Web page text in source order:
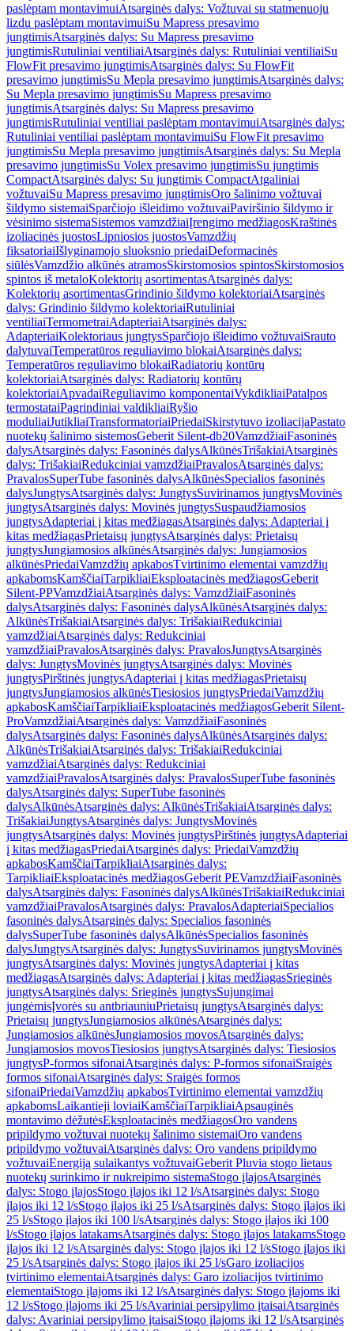
paslėptam montavimuiAtsarginės dalys: Vožtuvai su statmenuoju
lizdu paslėptam montavimuiSu Mapress presavimo
jungtimisAtsarginės dalys: Su Mapress presavimo
jungtimisRutuliniai ventiliaiAtsarginės dalys: Rutuliniai ventiliaiSu
FlowFit presavimo jungtimisAtsarginės dalys: Su FlowFit
presavimo jungtimisSu Mepla presavimo jungtimisAtsarginės dalys:
Su Mepla presavimo jungtimisSu Mapress presavimo
jungtimisAtsarginės dalys: Su Mapress presavimo
jungtimisRutuliniai ventiliai paslėptam montavimuiAtsarginės dalys:
Rutuliniai ventiliai paslėptam montavimuiSu FlowFit presavimo
jungtimisSu Mepla presavimo jungtimisAtsarginės dalys: Su Mepla
presavimo jungtimisSu Volex presavimo jungtimisSu jungtimis
CompactAtsarginės dalys: Su jungtimis CompactAtgaliniai
vožtuvaiSu Mapress presavimo jungtimisOro šalinimo vožtuvai
šildymo sistemaiSparčiojo išleidimo vožtuvaiPaviršinio šildymo ir
vėsinimo sistemaSistemos vamzdžiaiĮrengimo medžiagosKraštinės
izoliacinės juostosLipniosios juostosVamzdžių
fiksatoriaiIšlyginamojo sluoksnio priedaiDeformacinės
siūlėsVamzdžio alkūnės atramosSkirstomosios spintosSkirstomosios
spintos iš metaloKolektorių asortimentasAtsarginės dalys:
Kolektorių asortimentasGrindinio šildymo kolektoriaiAtsarginės
dalys: Grindinio šildymo kolektoriaiRutuliniai
ventiliaiTermometraiAdapteriaiAtsarginės dalys:
AdapteriaiKolektoriaus jungtysSparčiojo išleidimo vožtuvaiSrauto
dalytuvaiTemperatūros reguliavimo blokaiAtsarginės dalys:
Temperatūros reguliavimo blokaiRadiatorių kontūrų
kolektoriaiAtsarginės dalys: Radiatorių kontūrų
kolektoriaiApvadaiReguliavimo komponentaiVykdikliaiPatalpos
termostataiPagrindiniai valdikliaiRyšio
moduliaiJutikliaiTransformatoriaiPriedaiSkirstytuvo izoliacijaPastato
nuotekų šalinimo sistemosGeberit Silent-db20VamzdžiaiFasoninės
dalysAtsarginės dalys: Fasoninės dalysAlkūnėsTrišakiaiAtsarginės
dalys: TrišakiaiRedukciniai vamzdžiaiPravalosAtsarginės dalys:
PravalosSuperTube fasoninės dalysAlkūnėsSpecialios fasoninės
dalysJungtysAtsarginės dalys: JungtysSuvirinamos jungtysMovinės
jungtysAtsarginės dalys: Movinės jungtysSuspaudžiamosios
jungtysAdapteriai į kitas medžiagasAtsarginės dalys: Adapteriai į
kitas medžiagasPrietaisų jungtysAtsarginės dalys: Prietaisų
jungtysJungiamosios alkūnėsAtsarginės dalys: Jungiamosios
alkūnėsPriedaiVamzdžių apkabosTvirtinimo elementai vamzdžių
apkabomsKamščiaiTarpikliaiEksploatacinės medžiagosGeberit
Silent-PPVamzdžiaiAtsarginės dalys: VamzdžiaiFasoninės
dalysAtsarginės dalys: Fasoninės dalysAlkūnėsAtsarginės dalys:
AlkūnėsTrišakiaiAtsarginės dalys: TrišakiaiRedukciniai
vamzdžiaiAtsarginės dalys: Redukciniai
vamzdžiaiPravalosAtsarginės dalys: PravalosJungtysAtsarginės
dalys: JungtysMovinės jungtysAtsarginės dalys: Movinės
jungtysPirštinės jungtysAdapteriai į kitas medžiagasPrietaisų
jungtysJungiamosios alkūnėsTiesiosios jungtysPriedaiVamzdžių
apkabosKamščiaiTarpikliaiEksploatacinės medžiagosGeberit Silent-
ProVamzdžiaiAtsarginės dalys: VamzdžiaiFasoninės
dalysAtsarginės dalys: Fasoninės dalysAlkūnėsAtsarginės dalys:
AlkūnėsTrišakiaiAtsarginės dalys: TrišakiaiRedukciniai
vamzdžiaiAtsarginės dalys: Redukciniai
vamzdžiaiPravalosAtsarginės dalys: PravalosSuperTube fasoninės
dalysAtsarginės dalys: SuperTube fasoninės
dalysAlkūnėsAtsarginės dalys: AlkūnėsTrišakiaiAtsarginės dalys:
TrišakiaiJungtysAtsarginės dalys: JungtysMovinės
jungtysAtsarginės dalys: Movinės jungtysPirštinės jungtysAdapteriai
į kitas medžiagasPriedaiAtsarginės dalys: PriedaiVamzdžių
apkabosKamščiaiTarpikliaiAtsarginės dalys:
TarpikliaiEksploatacinės medžiagosGeberit PEVamzdžiaiFasoninės
dalysAtsarginės dalys: Fasoninės dalysAlkūnėsTrišakiaiRedukciniai
vamzdžiaiPravalosAtsarginės dalys: PravalosAdapteriaiSpecialios
fasoninės dalysAtsarginės dalys: Specialios fasoninės
dalysSuperTube fasoninės dalysAlkūnėsSpecialios fasoninės
dalysJungtysAtsarginės dalys: JungtysSuvirinamos jungtysMovinės
jungtysAtsarginės dalys: Movinės jungtysAdapteriai į kitas
medžiagasAtsarginės dalys: Adapteriai į kitas medžiagasSrieginės
jungtysAtsarginės dalys: Srieginės jungtysSujungimai
jungėmisĮvorės su antbriauniuPrietaisų jungtysAtsarginės dalys:
Prietaisų jungtysJungiamosios alkūnėsAtsarginės dalys:
Jungiamosios alkūnėsJungiamosios movosAtsarginės dalys:
Jungiamosios movosTiesiosios jungtysAtsarginės dalys: Tiesiosios
jungtysP-formos sifonaiAtsarginės dalys: P-formos sifonaiSraigės
formos sifonaiAtsarginės dalys: Sraigės formos
sifonaiPriedaiVamzdžių apkabosTvirtinimo elementai vamzdžių
apkabomsLaikantieji loviaiKamščiaiTarpikliaiApsauginės
montavimo dėžutėsEksploatacinės medžiagosOro vandens
pripildymo vožtuvai nuotekų šalinimo sistemaiOro vandens
pripildymo vožtuvaiAtsarginės dalys: Oro vandens pripildymo
vožtuvaiEnergiją sulaikantys vožtuvaiGeberit Pluvia stogo lietaus
nuotekų surinkimo ir nukreipimo sistemaStogo įlajosAtsarginės
dalys: Stogo įlajosStogo įlajos iki 12 l/sAtsarginės dalys: Stogo
įlajos iki 12 l/sStogo įlajos iki 25 l/sAtsarginės dalys: Stogo įlajos iki
25 l/sStogo įlajos iki 100 l/sAtsarginės dalys: Stogo įlajos iki 100
l/sStogo įlajos latakamsAtsarginės dalys: Stogo įlajos latakamsStogo
įlajos iki 12 l/sAtsarginės dalys: Stogo įlajos iki 12 l/sStogo įlajos iki
25 l/sAtsarginės dalys: Stogo įlajos iki 25 l/sGaro izoliacijos
tvirtinimo elementaiAtsarginės dalys: Garo izoliacijos tvirtinimo
elementaiStogo įlajoms iki 12 l/sAtsarginės dalys: Stogo įlajoms iki
12 l/sStogo įlajoms iki 25 l/sAvariniai persipylimo įtaisaiAtsarginės
dalys: Avariniai persipylimo įtaisaiStogo įlajoms iki 12 l/sAtsarginės